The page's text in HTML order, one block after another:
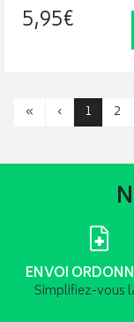
5,95€
« ‹ 1 2
ENVOI
Simplifiez-vous